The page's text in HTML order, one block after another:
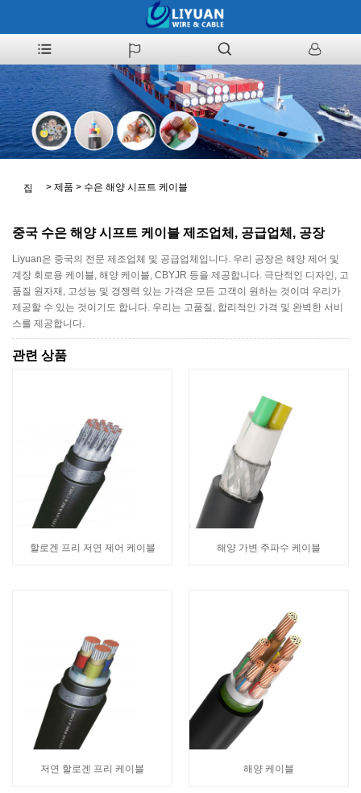
집 > 제품 > 수은 해양 시프트 케이블
중국 수은 해양 시프트 케이블 제조업체, 공급업체, 공장
Liyuan은 중국의 전문 제조업체 및 공급업체입니다. 우리 공장은 해양 제어 및
계장 회로용 케이블, 해양 케이블, CBYJR 등을 제공합니다. 극단적인 디자인, 고
품질 원자재, 고성능 및 경쟁력 있는 가격은 모든 고객이 원하는 것이며 우리가
제공할 수 있는 것이기도 합니다. 우리는 고품질, 합리적인 가격 및 완벽한 서비
스를 제공합니다.
관련 상품
할로겐 프리 저연 제어 케이블 해양 가변 주파수 케이블
저연 할로겐 프리 케이블 해양 케이블